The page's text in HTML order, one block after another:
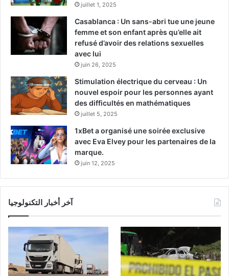
juillet 1, 2025
Casablanca : Un sans-abri tue une jeune
femme et son enfant après qu’elle ait
refusé d’avoir des relations sexuelles
avec lui
juin 26, 2025
Stimulation électrique du cerveau : Un
nouvel espoir pour les personnes ayant
des difficultés en mathématiques
juillet 5, 2025
1xBet a organisé une soirée exclusive
avec Eva Elvey pour les partenaires de la
marque.
juin 12, 2025
آخر أخبار التكنولوجيا